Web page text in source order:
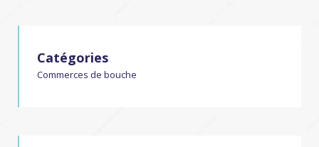
Catégories
Commerces de bouche